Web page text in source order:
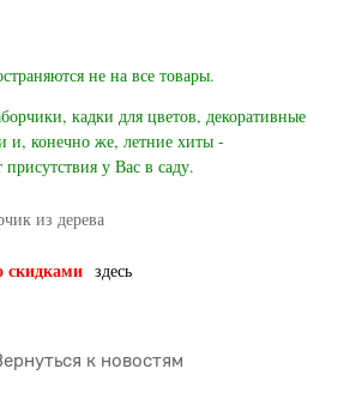
не на все товары.
кадки для цветов, декоративные
и, конечно же, летние хиты -
у Вас в саду.
скидками здесь
к новостям